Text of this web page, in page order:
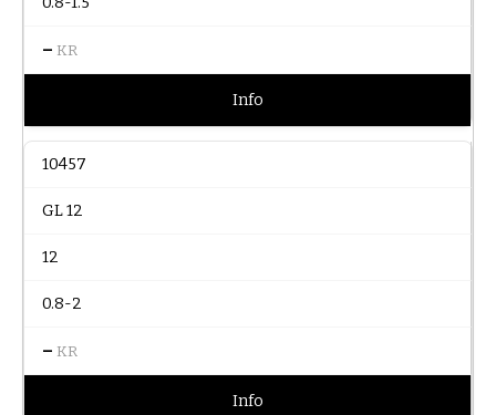
– KR
Info
10457
GL 12
12
0.8-2
– KR
Info